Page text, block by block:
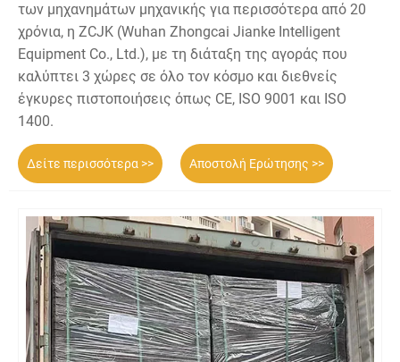
των μηχανημάτων μηχανικής για περισσότερα από 20
χρόνια, η ZCJK (Wuhan Zhongcai Jianke Intelligent
Equipment Co., Ltd.), με τη διάταξη της αγοράς που
καλύπτει 3 χώρες σε όλο τον κόσμο και διεθνείς
έγκυρες πιστοποιήσεις όπως CE, ISO 9001 και ISO
1400.
Δείτε περισσότερα >> Αποστολή Ερώτησης >>